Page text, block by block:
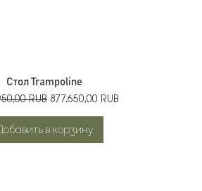
Стол Trampoline
ценаRUB Цена со скидкой
877.650,00 RUB
в корзину